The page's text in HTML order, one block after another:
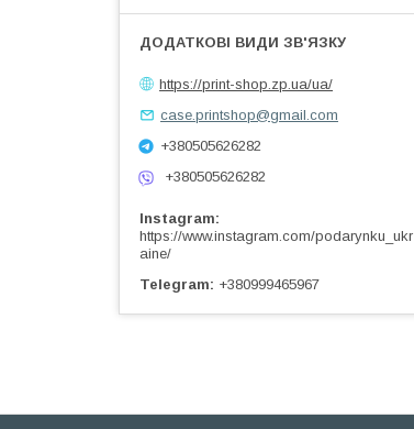
https://print-shop.zp.ua/ua/
case.printshop@gmail.com
+380505626282
+380505626282
Instagram
https://www.instagram.com/podarynku_ukr
aine/
Telegram
+380999465967